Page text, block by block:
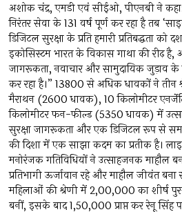
अशोक चंद्र, एमडी एवं सीईओ, पीएनबी ने कहा:
निरंतर सेवा के 131 वर्ष पूर्ण कर रहा है तब
डिजिटल सुरक्षा के प्रति हमारी प्रतिबद्धता को
इकोसिस्टम भारत के विकास गाथा की रीढ़ है,
जागरूकता, नवाचार और सामुदायिक जुड़ाव के
कर रहा है।” 13800 से अधिक धावकों ने तीन
मैराथन (2600 धावक), 10 किलोमीटर
किलोमीटर फन-फील्ड (5350 धावक) में
सुरक्षा जागरूकता और एक डिजिटल रूप से
की दिशा में एक साझा कदम का प्रतीक है।
मनोरंजक गतिविधियों ने उत्साहजनक माहौल
प्रतिभागी ऊर्जावान रहे और माहौल जीवंत बना
महिलाओं की श्रेणी में 2,00,000 का शीर्ष
बनीं, इसके बाद 1,50,000 प्राप्त कर रेनू सिंह